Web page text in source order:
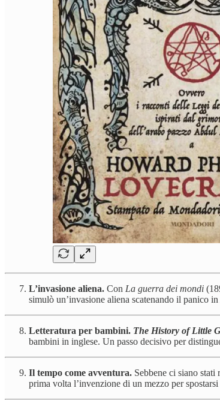
L’invasione aliena. Con La guerra dei mondi
simulò un’invasione aliena scatenando il panico
Letteratura per bambini. The History of Little
bambini in inglese. Un passo decisivo per
Il tempo come avventura. Sebbene ci siano
prima volta l’invenzione di un mezzo per